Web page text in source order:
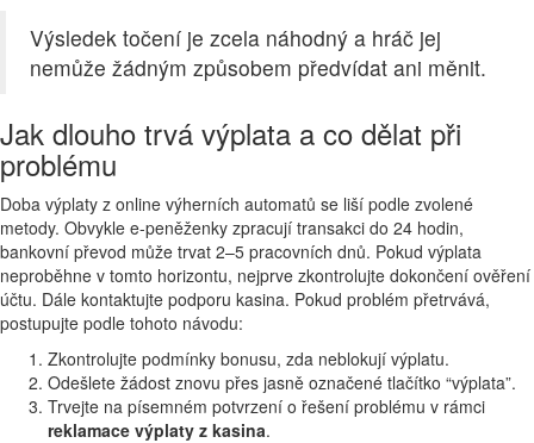
Výsledek točení je zcela náhodný a hráč jej
nemůže žádným způsobem předvídat ani měnit.
Jak dlouho trvá výplata a co dělat při
problému
Doba výplaty z online výherních automatů se liší podle zvolené
metody. Obvykle e-peněženky zpracují transakci do 24 hodin,
bankovní převod může trvat 2–5 pracovních dnů. Pokud výplata
neproběhne v tomto horizontu, nejprve zkontrolujte dokončení ověření
účtu. Dále kontaktujte podporu kasina. Pokud problém přetrvává,
postupujte podle tohoto návodu:
Zkontrolujte podmínky bonusu, zda neblokují výplatu.
Odešlete žádost znovu přes jasně označené tlačítko “výplata”.
Trvejte na písemném potvrzení o řešení problému v rámci
reklamace výplaty z kasina.